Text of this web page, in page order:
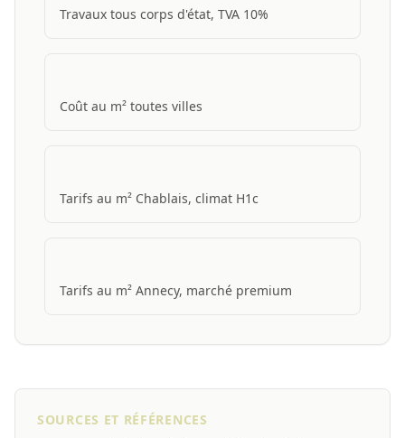
Travaux tous corps d'état, TVA 10%
Coût au m² toutes villes
Tarifs au m² Chablais, climat H1c
Tarifs au m² Annecy, marché premium
SOURCES ET RÉFÉRENCES